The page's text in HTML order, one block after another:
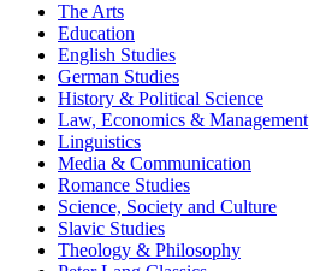
The Arts
Education
English Studies
German Studies
History & Political Science
Law, Economics & Management
Linguistics
Media & Communication
Romance Studies
Science, Society and Culture
Slavic Studies
Theology & Philosophy